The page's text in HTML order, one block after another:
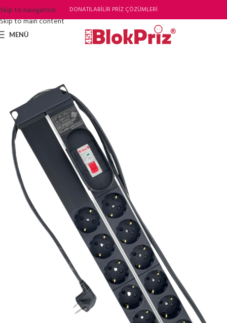
Skip to navigation
Skip to main content
DONATILABİLİR PRİZ ÇÖZÜMLERİ
MENÜ